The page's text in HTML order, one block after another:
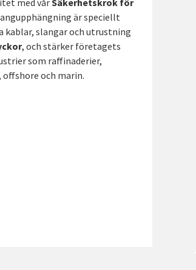
med vårSäkerhetskrok för
är speciellt
slangar och utrustning
, och stärker företagets
som raffinaderier,
och marin.